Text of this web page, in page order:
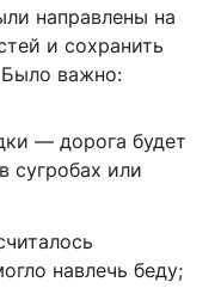
направлены на
и сохранить
важно:
— дорога будет
сугробах или
навлечь беду;